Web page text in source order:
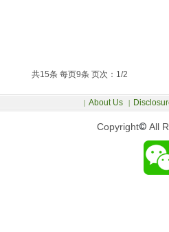
共15条 每页9条 页次：1/2
Copyright© All
| About Us |